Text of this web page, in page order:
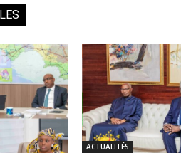
ACTUALITÉS